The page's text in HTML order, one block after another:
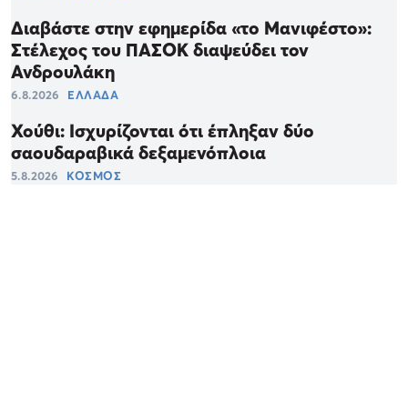
Διαβάστε στην εφημερίδα «το Μανιφέστο»:
Στέλεχος του ΠΑΣΟΚ διαψεύδει τον
Ανδρουλάκη
6.8.2026 ΕΛΛΑΔΑ
Χούθι: Ισχυρίζονται ότι έπληξαν δύο
σαουδαραβικά δεξαμενόπλοια
5.8.2026 ΚΟΣΜΟΣ